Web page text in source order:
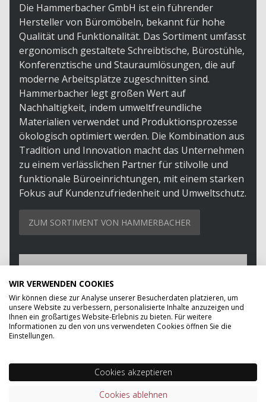
Die Hammerbacher GmbH ist ein führender
Hersteller von Büromöbeln, bekannt für hohe
Qualität und Funktionalität. Das Sortiment umfasst
ergonomisch gestaltete Schreibtische, Bürostühle,
Konferenztische und Stauraumlösungen, die auf
moderne Arbeitsplätze zugeschnitten sind.
Hammerbacher legt großen Wert auf
Nachhaltigkeit, indem umweltfreundliche
Materialien verwendet und Produktionsprozesse
ökologisch optimiert werden. Die Kombination aus
Tradition und Innovation macht das Unternehmen
zu einem verlässlichen Partner für stilvolle und
funktionale Büroeinrichtungen, mit einem starken
Fokus auf Kundenzufriedenheit und Umweltschutz.
ZUM SORTIMENT VON HAMMERBACHER
WIR VERWENDEN COOKIES
Wir können diese zur Analyse unserer Besucherdaten platzieren, um
unsere Website zu verbessern, personalisierte Inhalte anzuzeigen und
Ihnen ein großartiges Website-Erlebnis zu bieten. Für weitere
Informationen zu den von uns verwendeten Cookies öffnen Sie die
Einstellungen.
Cookies akzeptieren
Cookies ablehnen